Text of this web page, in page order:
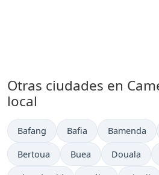
Otras ciudades en
local
Hora actual en
Bafang Hora actual en
Bafia Hora actual
Bamenda
Hora actual en
Bertoua Hora actual en
Buea Hora
Douala